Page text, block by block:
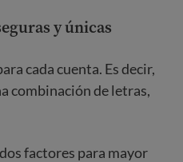
y únicas
cada cuenta. Es decir,
combinación de letras,
factores para mayor